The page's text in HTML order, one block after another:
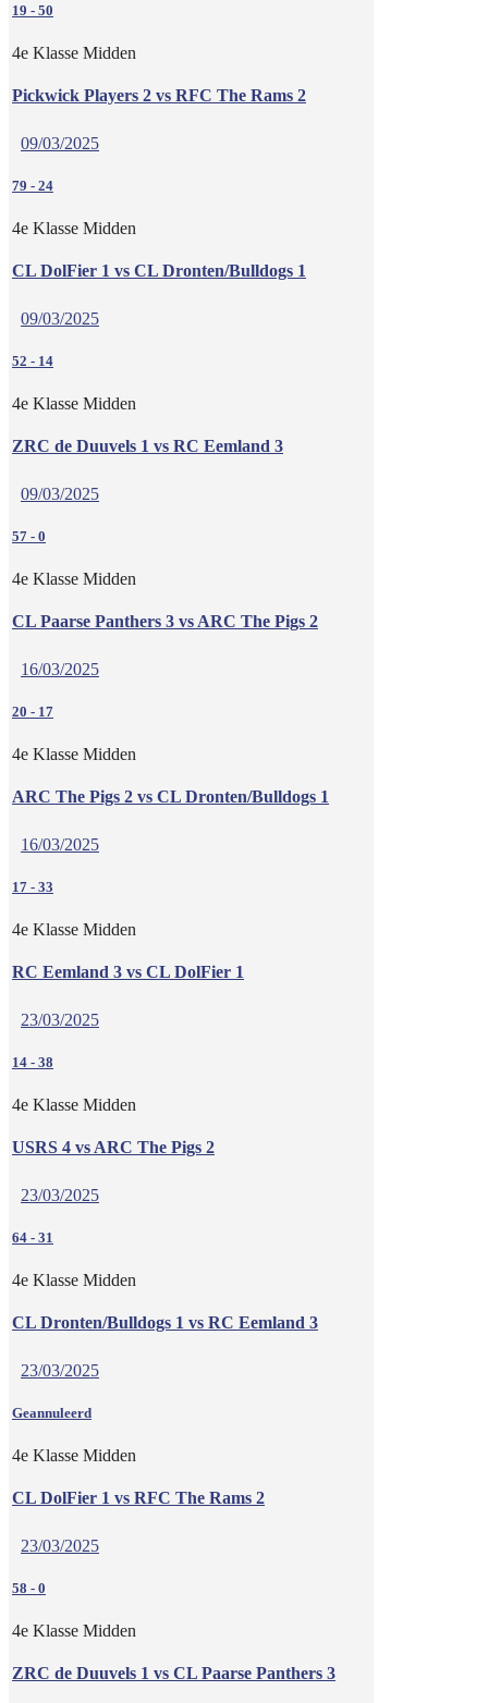
19 - 50
4e Klasse Midden
Pickwick Players 2 vs RFC The Rams 2
09/03/2025
79 - 24
4e Klasse Midden
CL DolFier 1 vs CL Dronten/Bulldogs 1
09/03/2025
52 - 14
4e Klasse Midden
ZRC de Duuvels 1 vs RC Eemland 3
09/03/2025
57 - 0
4e Klasse Midden
CL Paarse Panthers 3 vs ARC The Pigs 2
16/03/2025
20 - 17
4e Klasse Midden
ARC The Pigs 2 vs CL Dronten/Bulldogs 1
16/03/2025
17 - 33
4e Klasse Midden
RC Eemland 3 vs CL DolFier 1
23/03/2025
14 - 38
4e Klasse Midden
USRS 4 vs ARC The Pigs 2
23/03/2025
64 - 31
4e Klasse Midden
CL Dronten/Bulldogs 1 vs RC Eemland 3
23/03/2025
Geannuleerd
4e Klasse Midden
CL DolFier 1 vs RFC The Rams 2
23/03/2025
58 - 0
4e Klasse Midden
ZRC de Duuvels 1 vs CL Paarse Panthers 3